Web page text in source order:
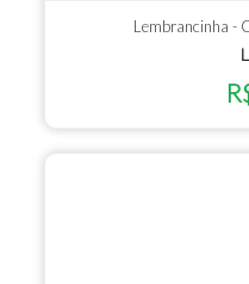
Lembrancinha -